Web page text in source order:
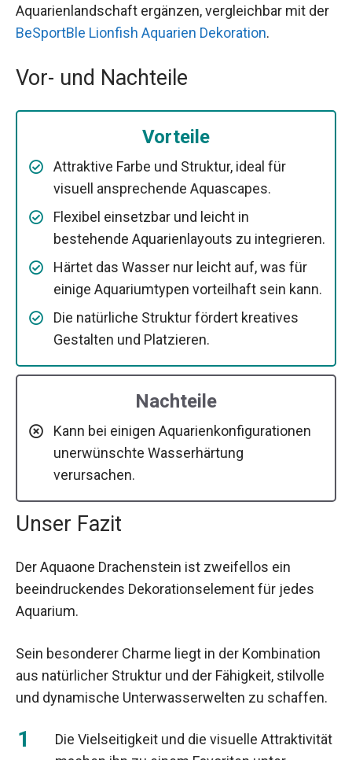
Aquarienlandschaft ergänzen, vergleichbar mit der
BeSportBle Lionfish Aquarien Dekoration.
Vor- und Nachteile
Vorteile
Attraktive Farbe und Struktur, ideal für
visuell ansprechende Aquascapes.
Flexibel einsetzbar und leicht in
bestehende Aquarienlayouts zu integrieren.
Härtet das Wasser nur leicht auf, was für
einige Aquariumtypen vorteilhaft sein kann.
Die natürliche Struktur fördert kreatives
Gestalten und Platzieren.
Nachteile
Kann bei einigen Aquarienkonfigurationen
unerwünschte Wasserhärtung
verursachen.
Unser Fazit
Der Aquaone Drachenstein ist zweifellos ein
beeindruckendes Dekorationselement für jedes
Aquarium.
Sein besonderer Charme liegt in der Kombination
aus natürlicher Struktur und der Fähigkeit, stilvolle
und dynamische Unterwasserwelten zu schaffen.
Die Vielseitigkeit und die visuelle Attraktivität